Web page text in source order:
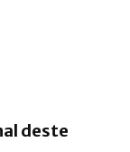
deste